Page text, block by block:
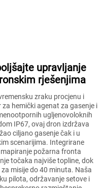
upravljanje
rješenjima
zraku procjenu i
hemički agenat za gasenje i
ugljenovoloknih
IP67, ovaj dron izdržava
ciljano gasenje čak i u
scenarijima. Integrirane
požarna fronta
točaka najviše topline, dok
misije do 40 minuta. Naša
pilota, održavanje setove i